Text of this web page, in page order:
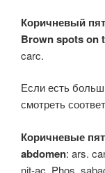
Коричневый
Brown spots on
carc.
Если есть
смотреть
Коричневые
abdomen: ars.
nit-ac. Phos.